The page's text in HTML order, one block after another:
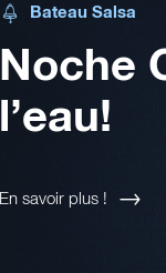
Bateau Moules
Plaisir
sur l’Aar
En savoir plus !